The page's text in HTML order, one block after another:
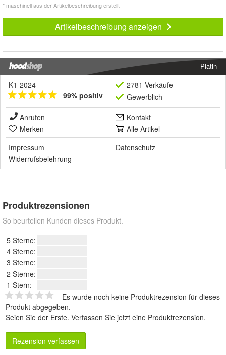
* maschinell aus der Artikelbeschreibung erstellt
Artikelbeschreibung anzeigen
Platin
K1-2024
99% positiv
2781 Verkäufe
Gewerblich
Anrufen
Kontakt
Merken
Alle Artikel
Impressum
Datenschutz
Widerrufsbelehrung
Produktrezensionen
So beurteilen Kunden dieses Produkt.
5 Sterne:
4 Sterne:
3 Sterne:
2 Sterne:
1 Stern:
Es wurde noch keine Produktrezension für dieses
Produkt abgegeben.
Seien Sie der Erste. Verfassen Sie jetzt eine Produktrezension.
Rezension verfassen